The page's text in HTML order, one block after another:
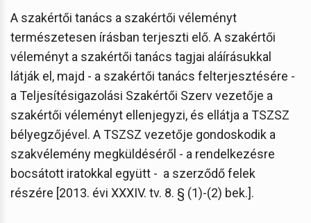
A szakértői tanács a szakértői véleményt
természetesen írásban terjeszti elő. A szakértői
véleményt a szakértői tanács tagjai aláírásukkal
látják el, majd - a szakértői tanács felterjesztésére -
a Teljesítésigazolási Szakértői Szerv vezetője a
szakértői véleményt ellenjegyzi, és ellátja a TSZSZ
bélyegzőjével. A TSZSZ vezetője gondoskodik a
szakvélemény megküldéséről - a rendelkezésre
bocsátott iratokkal együtt - a szerződő felek
részére [2013. évi XXXIV. tv. 8. § (1)-(2) bek.].